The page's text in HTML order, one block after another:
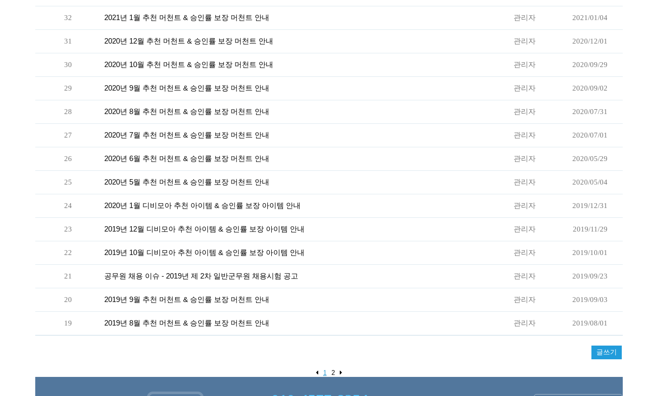
32 2021년 1월 추천 머천트 & 승인률 보장 머천트 안내 관리자 2021/01/04
31 2020년 12월 추천 머천트 & 승인률 보장 머천트 안내 관리자 2020/12/01
30 2020년 10월 추천 머천트 & 승인률 보장 머천트 안내 관리자 2020/09/29
29 2020년 9월 추천 머천트 & 승인률 보장 머천트 안내 관리자 2020/09/02
28 2020년 8월 추천 머천트 & 승인률 보장 머천트 안내 관리자 2020/07/31
27 2020년 7월 추천 머천트 & 승인률 보장 머천트 안내 관리자 2020/07/01
26 2020년 6월 추천 머천트 & 승인률 보장 머천트 안내 관리자 2020/05/29
25 2020년 5월 추천 머천트 & 승인률 보장 머천트 안내 관리자 2020/05/04
24 2020년 1월 디비모아 추천 아이템 & 승인률 보장 아이템 안내 관리자 2019/12/31
23 2019년 12월 디비모아 추천 아이템 & 승인률 보장 아이템 안내 관리자 2019/11/29
22 2019년 10월 디비모아 추천 아이템 & 승인률 보장 아이템 안내 관리자 2019/10/01
21 공무원 채용 이슈 - 2019년 제 2차 일반군무원 채용시험 공고 관리자 2019/09/23
20 2019년 9월 추천 머천트 & 승인률 보장 머천트 안내 관리자 2019/09/03
19 2019년 8월 추천 머천트 & 승인률 보장 머천트 안내 관리자 2019/08/01
글쓰기
1 2